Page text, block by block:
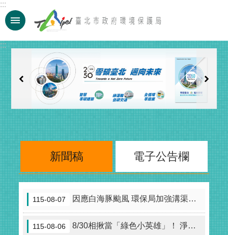
跳到主要內容區塊
:::
:::
新聞稿 電子公告欄
115-08-07 因應白海豚颱風 環保局加強溝渠巡清 全力防颱整備 守護市民安全
115-08-06 8/30相揪當「綠色小英雄」！ 淨零新生活親子嘉年華7大闖關趣味登場